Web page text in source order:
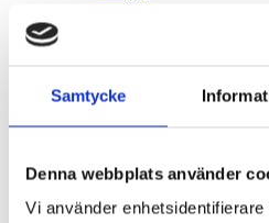
Samtycke
Denna webbplats använder
Vi använder
Vad vi gör
Slam
Slambehandling
Biogas
Förbindelseledning
Studiebesök
Vanliga frågor